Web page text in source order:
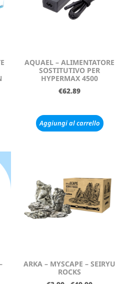
AQUAEL – ALIMENTATORE
SOSTITUTIVO PER
HYPERMAX 4500
€62.89
Aggiungi al carrello
ARKA – MYSCAPE – SEIRYU
ROCKS